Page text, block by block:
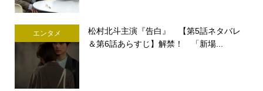
エンタメ
松村北斗主演『告白』 【第5話ネタバレ
＆第6話あらすじ】解禁！ 「新場...